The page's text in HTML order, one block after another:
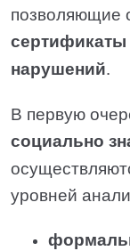
позволяющие
сертификаты
нарушений.
В первую
социально
уровней